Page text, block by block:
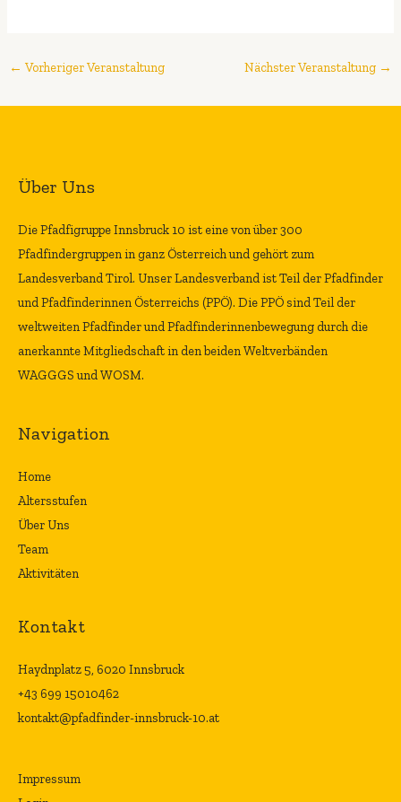
← Vorheriger Veranstaltung Nächster Veranstaltung →
Über Uns
Die Pfadfigruppe Innsbruck 10 ist eine von über 300
Pfadfindergruppen in ganz Österreich und gehört zum
Landesverband Tirol. Unser Landesverband ist Teil der Pfadfinder
und Pfadfinderinnen Österreichs (PPÖ). Die PPÖ sind Teil der
weltweiten Pfadfinder und Pfadfinderinnenbewegung durch die
anerkannte Mitgliedschaft in den beiden Weltverbänden
WAGGGS und WOSM.
Navigation
Home
Altersstufen
Über Uns
Team
Aktivitäten
Kontakt
Haydnplatz 5, 6020 Innsbruck
+43 699 15010462
kontakt@pfadfinder-innsbruck-10.at
Impressum